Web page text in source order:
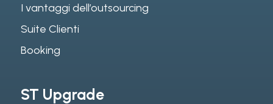
I vantaggi dell’outsourcing
Suite Clienti
Booking
ST Upgrade